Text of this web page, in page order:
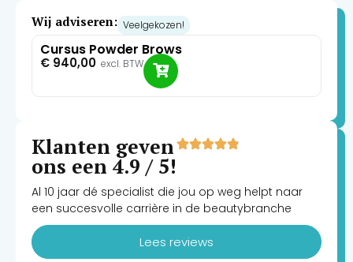
Wij adviseren: Veelgekozen!
Cursus Powder Brows
€ 940,00 excl. BTW
Klanten geven
ons een 4.9 / 5!
Al 10 jaar dé specialist die jou op weg helpt naar
een succesvolle carrière in de beautybranche
Lees reviews